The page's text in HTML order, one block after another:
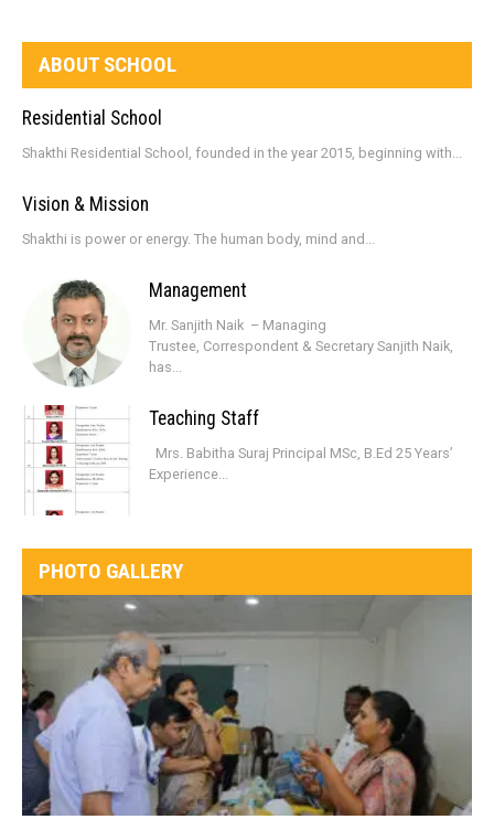
ABOUT SCHOOL
Residential School
Shakthi Residential School, founded in the year 2015, beginning with...
Vision & Mission
Shakthi is power or energy. The human body, mind and...
Management
Mr. Sanjith Naik – Managing
Trustee, Correspondent & Secretary Sanjith Naik,
has...
Teaching Staff
Mrs. Babitha Suraj Principal MSc, B.Ed 25 Years’
Experience...
PHOTO GALLERY